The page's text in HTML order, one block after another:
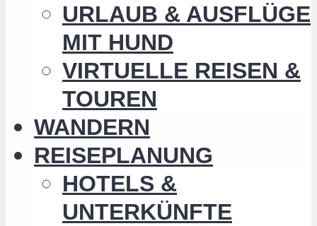
URLAUB & AUSFLÜGE
MIT HUND
VIRTUELLE REISEN &
TOUREN
WANDERN
REISEPLANUNG
HOTELS &
UNTERKÜNFTE